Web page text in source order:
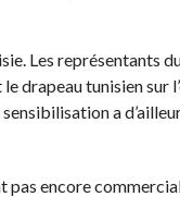
Les représentants
drapeau tunisien sur
a
pas encore